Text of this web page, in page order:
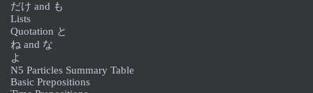
だけ and も
Lists
Quotation と
ね and な
よ
N5 Particles Summary Table
Basic Prepositions